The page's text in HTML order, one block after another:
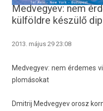
Medvegyev: nem
külföldre készülő
2013. május 29 23:08
Med­vegyev: nem érdemes
plomásokat
Dmitrij Medvegyev orosz